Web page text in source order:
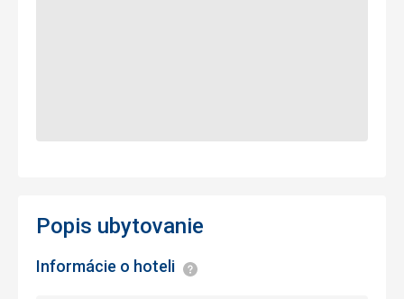
Popis ubytovanie
Informácie o hoteli Informácie